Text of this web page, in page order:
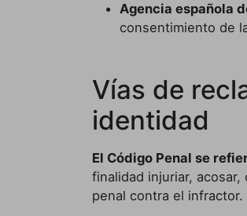
Agencia española
consentimiento de
Vías de
identidad
El Código Penal se
finalidad injuriar,
penal contra el infractor.